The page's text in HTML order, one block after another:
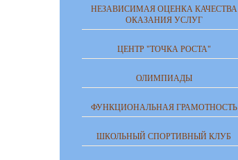
НЕЗАВИСИМАЯ ОЦЕНКА КАЧЕСТВА
ОКАЗАНИЯ УСЛУГ
ЦЕНТР "ТОЧКА РОСТА"
ОЛИМПИАДЫ
ФУНКЦИОНАЛЬНАЯ ГРАМОТНОСТЬ
ШКОЛЬНЫЙ СПОРТИВНЫЙ КЛУБ